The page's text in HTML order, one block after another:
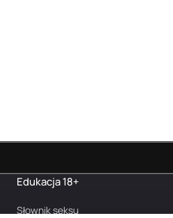
Edukacja 18+
Słownik seksu